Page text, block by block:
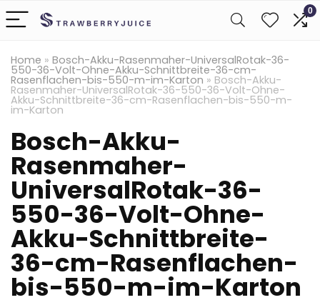
0
Home » Bosch-Akku-Rasenmaher-UniversalRotak-36-
550-36-Volt-Ohne-Akku-Schnittbreite-36-cm-
Rasenflachen-bis-550-m-im-Karton » Bosch-Akku-
Rasenmaher-UniversalRotak-36-550-36-Volt-Ohne-
Akku-Schnittbreite-36-cm-Rasenflachen-bis-550-m-
im-Karton
Bosch-Akku-
Rasenmaher-
UniversalRotak-36-
550-36-Volt-Ohne-
Akku-Schnittbreite-
36-cm-Rasenflachen-
bis-550-m-im-Karton